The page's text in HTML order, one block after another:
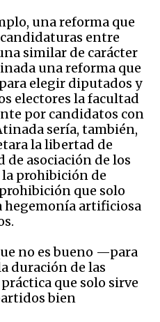
una reforma que
entre
similar de carácter
una reforma que
elegir diputados y
electores la facultad
por candidatos con
sería, también,
la libertad de
de asociación de los
prohibición de
que solo
hegemonía artificiosa
no es bueno —para
duración de las
que solo sirve
bien